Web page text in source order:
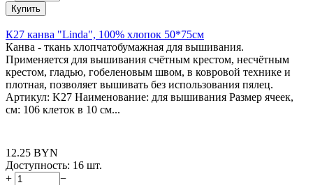
Купить
К27 канва "Linda", 100% хлопок 50*75см
Канва - ткань хлопчатобумажная для вышивания.
Применяется для вышивания счётным крестом, несчётным
крестом, гладью, гобеленовым швом, в ковровой технике и
плотная, позволяет вышивать без использования пялец.
Артикул: K27 Наименование: для вышивания Размер ячеек,
см: 106 клеток в 10 см...
12.25 BYN
Доступность: 16 шт.
+
−